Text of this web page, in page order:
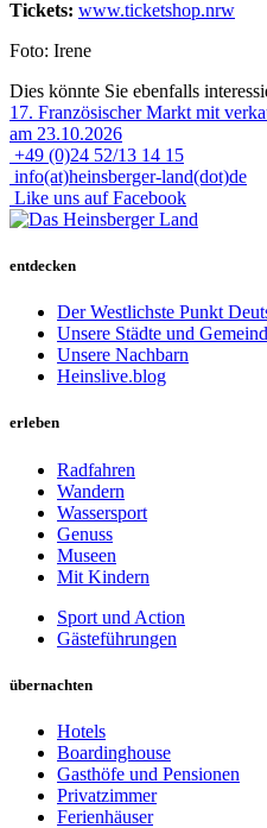
Tickets: www.ticketshop.nrw
Foto: Irene
Dies könnte Sie ebenfalls
17. Französischer Markt mit
am 23.10.2026
+49 (0)24 52/13 14 15
info(at)heinsberger-land(dot)de
Like uns auf Facebook
entdecken
Der Westlichste Punkt
Unsere Städte und
Unsere Nachbarn
Heinslive.blog
erleben
Radfahren
Wandern
Wassersport
Genuss
Museen
Mit Kindern
Sport und Action
Gästeführungen
übernachten
Hotels
Boardinghouse
Gasthöfe und Pensionen
Privatzimmer
Ferienhäuser